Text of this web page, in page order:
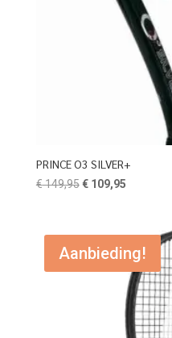
PRINCE O3 SILVER+
€149,95 Oorspronkelijke
€ 149,95.
€109,95Huidige
€ 109,95.
Aanbieding!